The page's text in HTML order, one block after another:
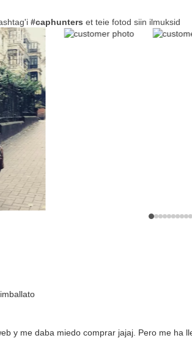
#caphunters et teie fotod siin ilmuksid
y me daba miedo comprar jajaj. Pero me